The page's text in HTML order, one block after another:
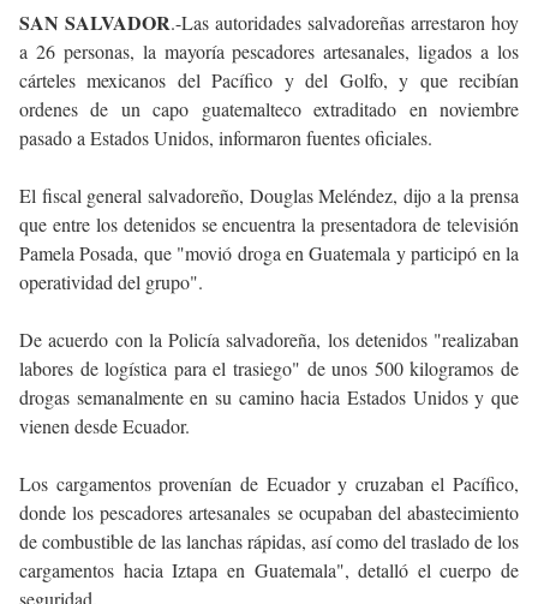
SAN SALVADOR.-Las autoridades salvadoreñas arrestaron hoy
a 26 personas, la mayoría pescadores artesanales, ligados a los
cárteles mexicanos del Pacífico y del Golfo, y que recibían
ordenes de un capo guatemalteco extraditado en noviembre
pasado a Estados Unidos, informaron fuentes oficiales.
El fiscal general salvadoreño, Douglas Meléndez, dijo a la prensa
que entre los detenidos se encuentra la presentadora de televisión
Pamela Posada, que "movió droga en Guatemala y participó en la
operatividad del grupo".
De acuerdo con la Policía salvadoreña, los detenidos "realizaban
labores de logística para el trasiego" de unos 500 kilogramos de
drogas semanalmente en su camino hacia Estados Unidos y que
vienen desde Ecuador.
Los cargamentos provenían de Ecuador y cruzaban el Pacífico,
donde los pescadores artesanales se ocupaban del abastecimiento
de combustible de las lanchas rápidas, así como del traslado de los
cargamentos hacia Iztapa en Guatemala", detalló el cuerpo de
seguridad.